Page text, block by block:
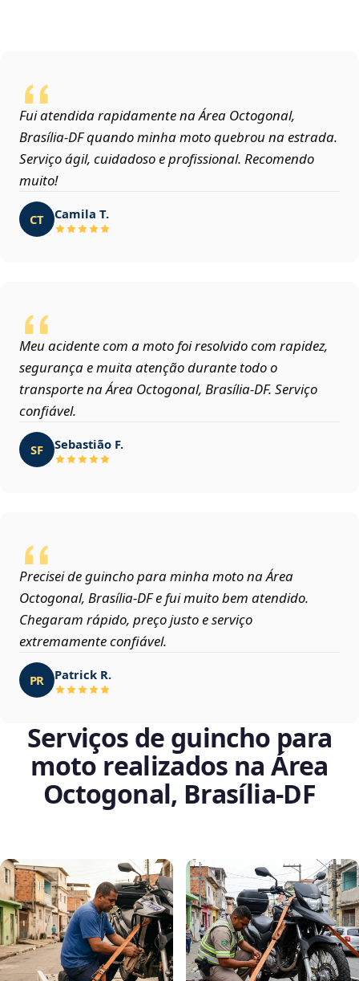
Fui atendida rapidamente na Área Octogonal,
Brasília‑DF quando minha moto quebrou na estrada.
Serviço ágil, cuidadoso e profissional. Recomendo
muito!
CT Camila T.
Meu acidente com a moto foi resolvido com rapidez,
segurança e muita atenção durante todo o
transporte na Área Octogonal, Brasília‑DF. Serviço
confiável.
SF Sebastião F.
Precisei de guincho para minha moto na Área
Octogonal, Brasília‑DF e fui muito bem atendido.
Chegaram rápido, preço justo e serviço
extremamente confiável.
PR Patrick R.
Serviços de guincho para
moto realizados na Área
Octogonal, Brasília‑DF